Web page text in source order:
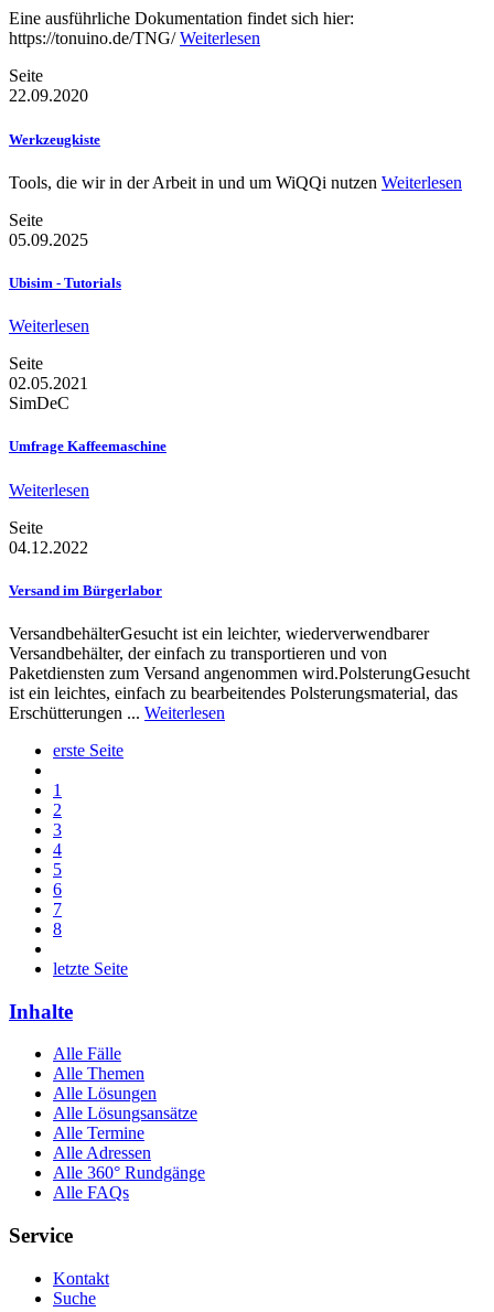
Eine ausführliche Dokumentation findet sich hier:
https://tonuino.de/TNG/Weiterlesen
Seite
22.09.2020
Werkzeugkiste
Tools, die wir in der Arbeit in und um WiQQi nutzen Weiterlesen
Seite
05.09.2025
Ubisim - Tutorials
Weiterlesen
Seite
02.05.2021
SimDeC
Umfrage Kaffeemaschine
Weiterlesen
Seite
04.12.2022
Versand im Bürgerlabor
VersandbehälterGesucht ist ein leichter, wiederverwendbarer
Versandbehälter, der einfach zu transportieren und von
Paketdiensten zum Versand angenommen wird.PolsterungGesucht
ist ein leichtes, einfach zu bearbeitendes Polsterungsmaterial, das
Erschütterungen ... Weiterlesen
erste Seite
1
2
3
4
5
6
7
8
letzte Seite
Inhalte
Alle Fälle
Alle Themen
Alle Lösungen
Alle Lösungsansätze
Alle Termine
Alle Adressen
Alle 360° Rundgänge
Alle FAQs
Service
Kontakt
Suche